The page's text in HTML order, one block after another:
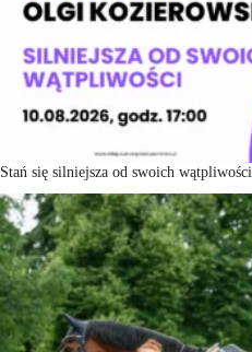
Stań się silniejsza od swoich wątpliwości